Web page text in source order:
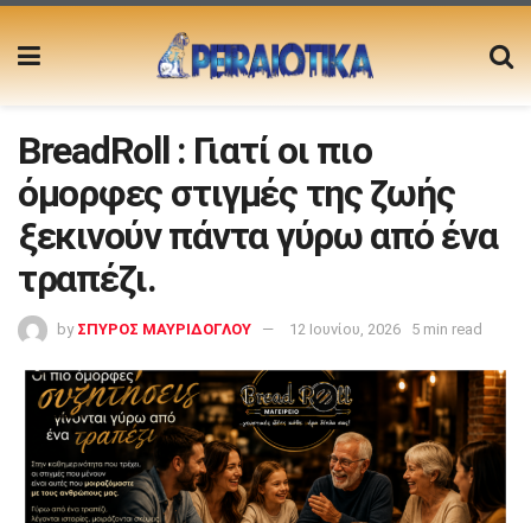
BreadRoll : Γιατί οι πιο
όμορφες στιγμές της ζωής
ξεκινούν πάντα γύρω από ένα
τραπέζι.
by ΣΠΥΡΟΣ ΜΑΥΡΙΔΟΓΛΟΥ 12 Ιουνίου, 2026 5 min read